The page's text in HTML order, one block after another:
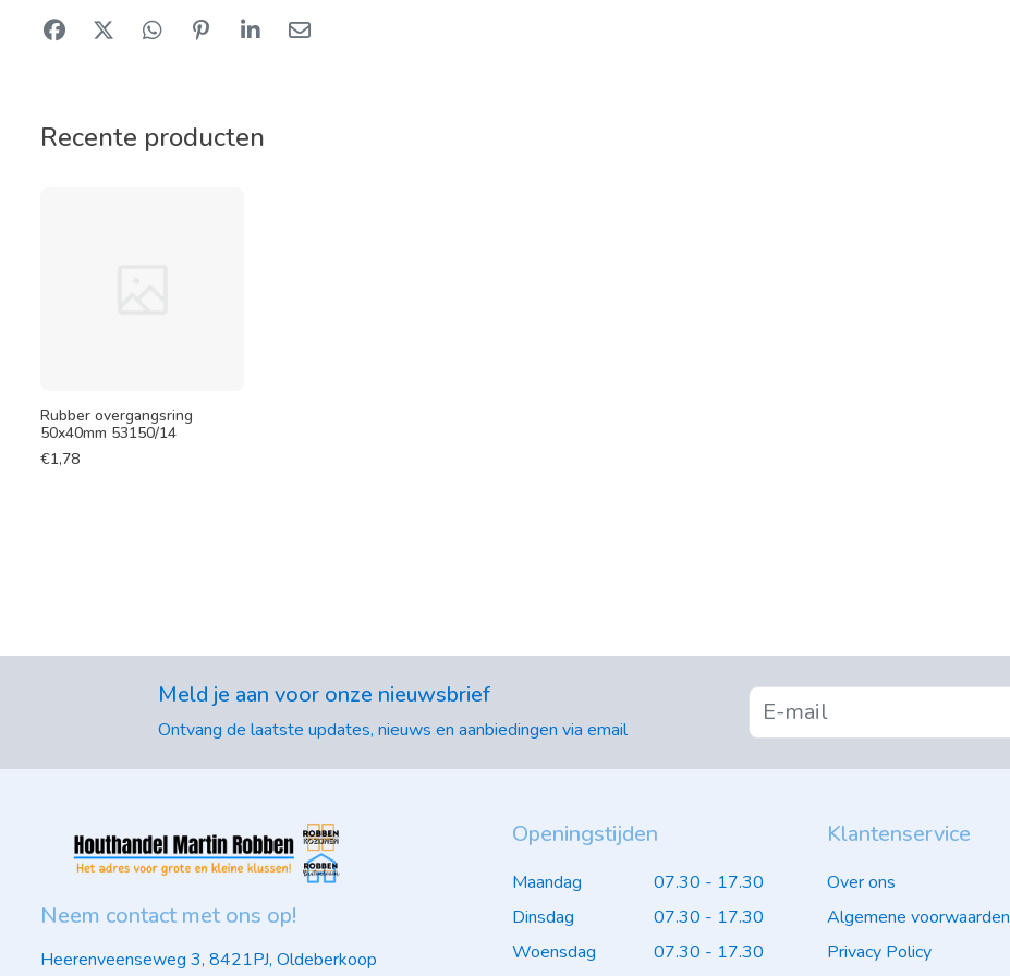
Recente producten
Rubber overgangsring
50x40mm 53150/14
€1,78
Meld je aan voor onze nieuwsbrief
Ontvang de laatste updates, nieuws en aanbiedingen via email
Neem contact met ons op!
Heerenveenseweg 3, 8421PJ, Oldeberkoop
Openingstijden
Maandag
07.30 - 17.30
Dinsdag
07.30 - 17.30
Woensdag
07.30 - 17.30
Klantenservice
Over ons
Algemene voorwaarden
Privacy Policy